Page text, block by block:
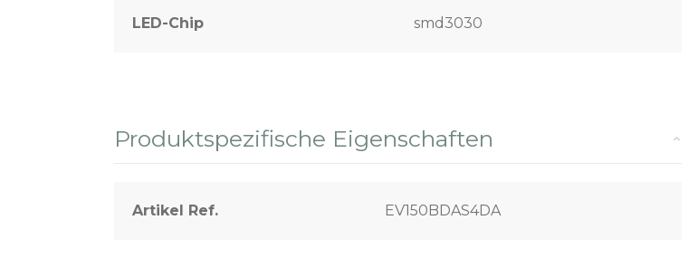
LED-Chip smd3030
Produktspezifische Eigenschaften
Artikel Ref. EV150BDAS4DA